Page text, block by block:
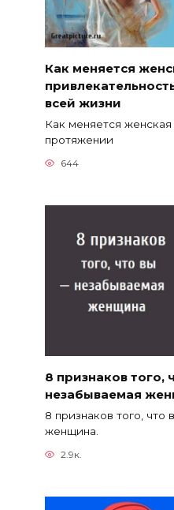
Как меняется
всей жизни
Как меняется женская
протяжении
644
8 признаков того,
незабываемая
8 признаков того,
женщина.
2.9к.